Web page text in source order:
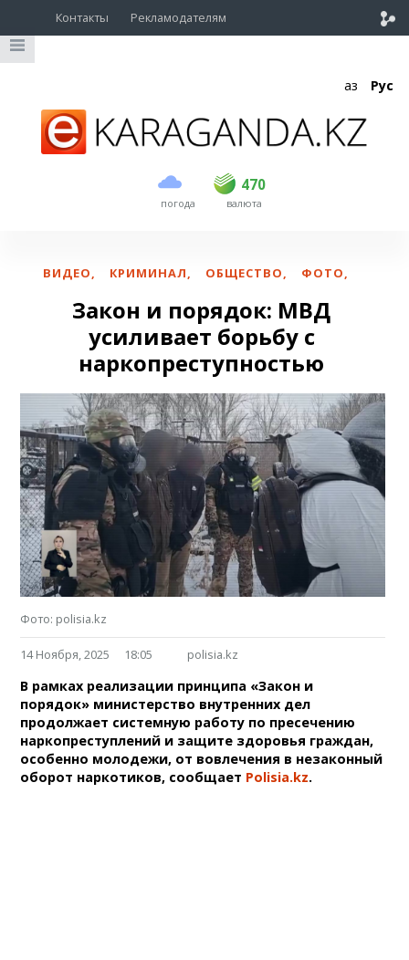
Контакты Рекламодателям
Қаз Рус
погода
470
USD 468.5 470
EUR валюта
ВИДЕО, КРИМИНАЛ, ОБЩЕСТВО, ФОТО,
Закон и порядок: МВД
усиливает борьбу с
наркопреступностью
Фото: polisia.kz
14 Ноября, 2025 18:05 polisia.kz
В рамках реализации принципа «Закон и
порядок» министерство внутренних дел
продолжает системную работу по пресечению
наркопреступлений и защите здоровья граждан,
особенно молодежи, от вовлечения в незаконный
оборот наркотиков, сообщает Polisia.kz.